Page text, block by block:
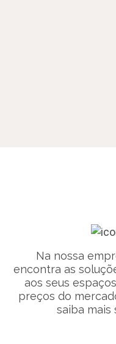
Na nossa
encontra as
aos seus
preços do
saiba mais